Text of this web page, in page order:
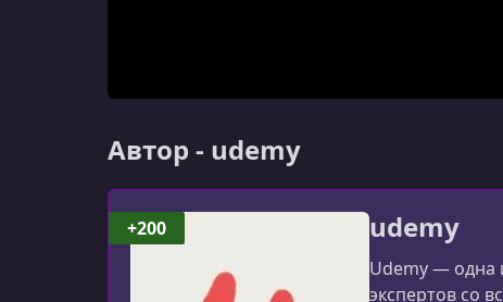
Автор - udemy
udemy
Udemy — одна
экспертов со
+200